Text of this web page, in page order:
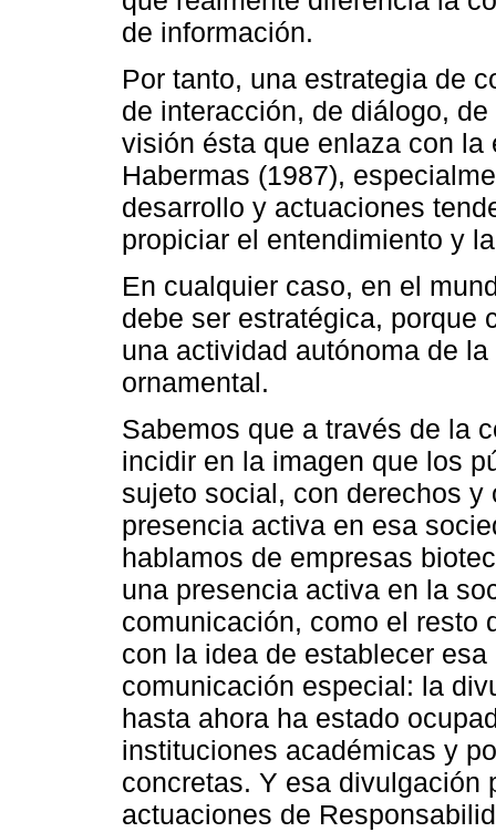
de información.
Por tanto, una estrategia de
de interacción, de diálogo,
visión ésta que enlaza con
Habermas (1987),
desarrollo y actuaciones
propiciar el entendimiento y
En cualquier caso, en el
debe ser estratégica, porque
una actividad autónoma de
ornamental.
Sabemos que a través de la
incidir en la imagen que los
sujeto social, con derechos
presencia activa en esa
hablamos de empresas
una presencia activa en la
comunicación, como el resto
con la idea de establecer
comunicación especial: la
hasta ahora ha estado
instituciones académicas y
concretas. Y esa divulgación
actuaciones de